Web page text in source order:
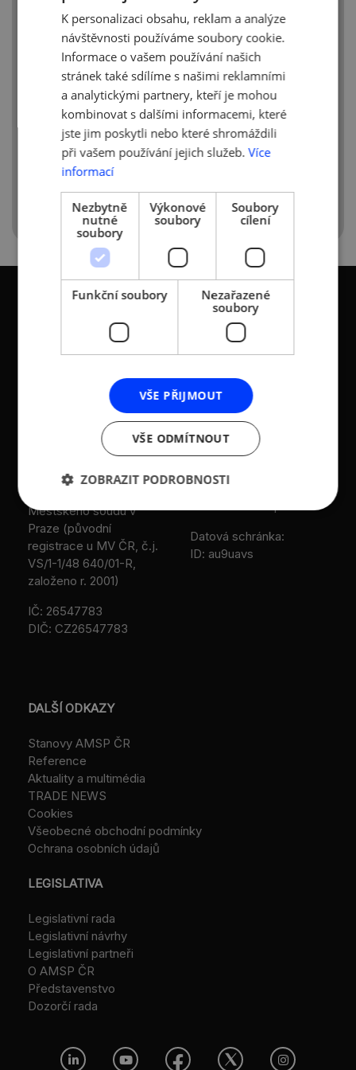
zaměstnavateli. Dva z deseti důchodců
dokonce ještě uvažují o zahájení
podnikání. Hlavním motivem nejsou jen
peníze, ale i společenská prospěšnost
a udržování psychické a fyzické aktivity.
Celý článek naleznete zde:
http://www.businessinfo.cz/cs/clanky/seniori-
jsou-v-kurzu-dva-z-deseti-jeste-chteji-
zacit-podnikat-109290.html
KONTAKTY
Asociace malých a
středních podniků a
živnostníků České
republiky (AMSP ČR)
Zápis v OR: Spisová
Městského soudu v
Praze (původní
registrace u MV ČR, č.j.
VS/1-1/48 640/01-R,
založeno r. 2001)
IČ: 26547783
DIČ: CZ26547783
Sokolovská 100/94
186 00 Praha 8 - Karlín
T:+420 236 080 454
M:+420 733 722 512
e-mail:
Datová schránka:
ID: au9uavs
DALŠÍ ODKAZY
Stanovy AMSP ČR
Reference
Aktuality a multimédia
TRADE NEWS
Cookies
Všeobecné obchodní podmínky
Ochrana osobních údajů
LEGISLATIVA
Legislativní rada
Legislativní návrhy
Legislativní partneři
O AMSP ČR
Představenstvo
Dozorčí rada
ENGLISH
K personalizaci obsahu, reklam a analýze
návštěvnosti používáme soubory cookie.
Informace o vašem používání našich
stránek také sdílíme s našimi reklamními
a analytickými partnery, kteří je mohou
kombinovat s dalšími informacemi, které
jste jim poskytli nebo které shromáždili
při vašem používání jejich služeb. Více
informací
Nezbytně
nutné
soubory
Výkonové
soubory
Soubory
cílení
Funkční soubory
Nezařazené
soubory
VŠE PŘIJMOUT
VŠE ODMÍTNOUT
ZOBRAZIT PODROBNOSTI